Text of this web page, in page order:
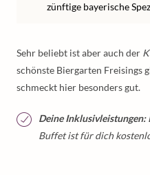
zünftige bayerische
Sehr beliebt ist aber auch der
schönste Biergarten Freisings
schmeckt hier besonders gut.
Deine Inklusivleistungen:
Buffet ist für dich